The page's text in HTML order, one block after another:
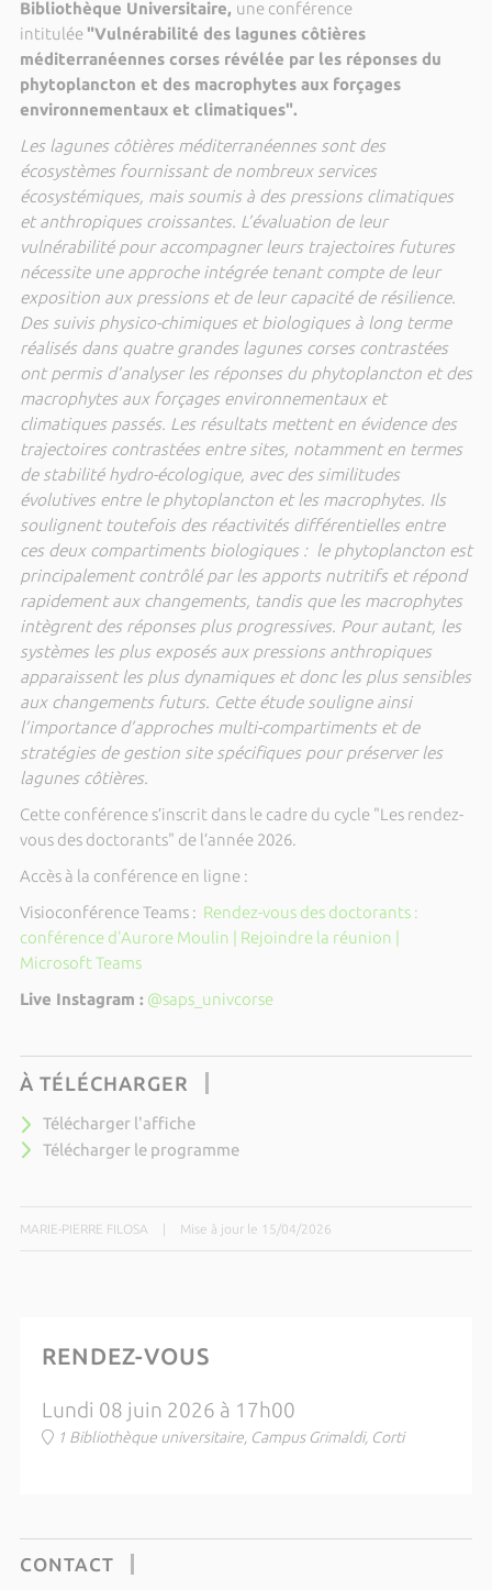
Bibliothèque Universitaire, une conférence
intitulée "Vulnérabilité des lagunes côtières
méditerranéennes corses révélée par les réponses du
phytoplancton et des macrophytes aux forçages
environnementaux et climatiques".
Les lagunes côtières méditerranéennes sont des
écosystèmes fournissant de nombreux services
écosystémiques, mais soumis à des pressions climatiques
et anthropiques croissantes. L’évaluation de leur
vulnérabilité pour accompagner leurs trajectoires futures
nécessite une approche intégrée tenant compte de leur
exposition aux pressions et de leur capacité de résilience.
Des suivis physico-chimiques et biologiques à long terme
réalisés dans quatre grandes lagunes corses contrastées
ont permis d’analyser les réponses du phytoplancton et des
macrophytes aux forçages environnementaux et
climatiques passés. Les résultats mettent en évidence des
trajectoires contrastées entre sites, notamment en termes
de stabilité hydro-écologique, avec des similitudes
évolutives entre le phytoplancton et les macrophytes. Ils
soulignent toutefois des réactivités différentielles entre
ces deux compartiments biologiques : le phytoplancton est
principalement contrôlé par les apports nutritifs et répond
rapidement aux changements, tandis que les macrophytes
intègrent des réponses plus progressives. Pour autant, les
systèmes les plus exposés aux pressions anthropiques
apparaissent les plus dynamiques et donc les plus sensibles
aux changements futurs. Cette étude souligne ainsi
l’importance d’approches multi-compartiments et de
stratégies de gestion site spécifiques pour préserver les
lagunes côtières.
Cette conférence s’inscrit dans le cadre du cycle "Les rendez-
vous des doctorants" de l’année 2026.
Accès à la conférence en ligne :
Visioconférence Teams : Rendez-vous des doctorants :
conférence d'Aurore Moulin | Rejoindre la réunion |
Microsoft Teams
Live Instagram : @saps_univcorse
À TÉLÉCHARGER
Télécharger l'affiche
Télécharger le programme
MARIE-PIERRE FILOSA Mise à jour le 15/04/2026
RENDEZ-VOUS
Lundi 08 juin 2026 à 17h00
1 Bibliothèque universitaire, Campus Grimaldi, Corti
CONTACT